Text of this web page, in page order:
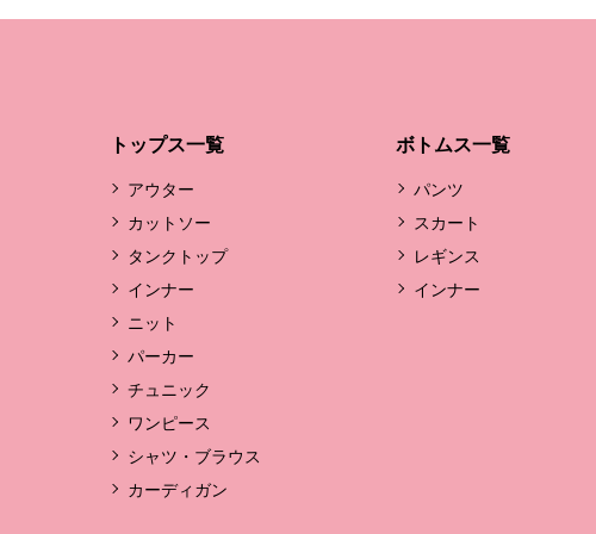
トップス一覧
アウター
カットソー
タンクトップ
インナー
ニット
パーカー
チュニック
ワンピース
シャツ・ブラウス
カーディガン
ボトムス一覧
パンツ
スカート
レギンス
インナー